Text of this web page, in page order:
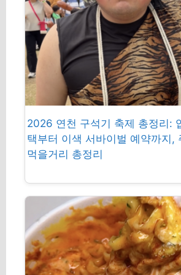
2026 연천 구석기 축제 총정리:
택부터 이색 서바이벌 예약까지,
먹을거리 총정리